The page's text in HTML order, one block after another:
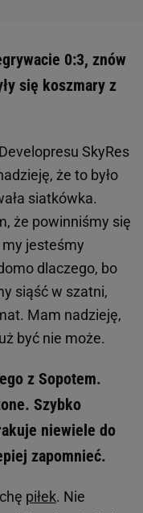
0:3, znów
się koszmary z
SkyRes
że to było
siatkówka.
że powinniśmy się
my jesteśmy
dlaczego, bo
siąść w szatni,
Mam nadzieję,
być nie może.
z Sopotem.
Szybko
niewiele do
zapomnieć.
piłek. Nie